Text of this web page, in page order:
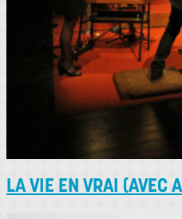
LA VIE EN VRAI (AVEC